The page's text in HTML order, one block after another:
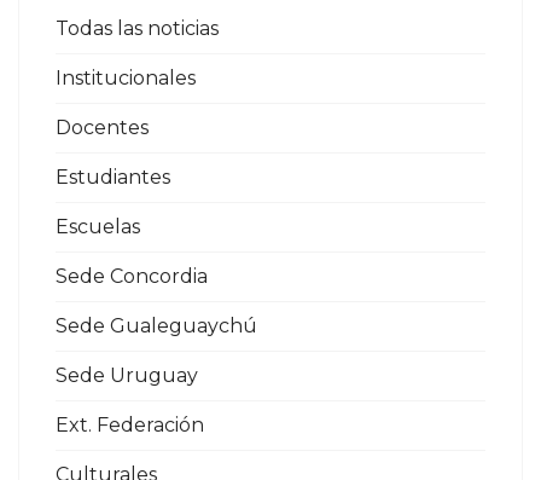
Todas las noticias
Institucionales
Docentes
Estudiantes
Escuelas
Sede Concordia
Sede Gualeguaychú
Sede Uruguay
Ext. Federación
Culturales